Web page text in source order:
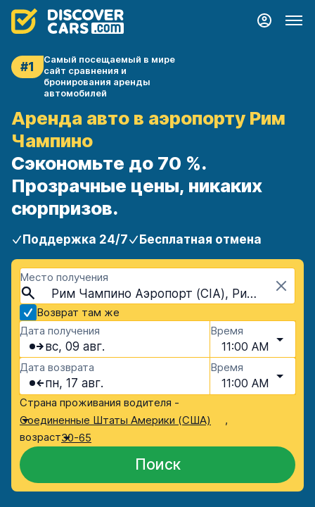
#1
Самый посещаемый в мире
сайт сравнения и
бронирования аренды
автомобилей
Аренда авто в аэропорту Рим
Чампино
Сэкономьте до 70 %.
Прозрачные цены, никаких
сюрпризов.
Поддержка 24/7 Бесплатная отмена
Место получения
Рим Чампино Аэропорт (CIA), Рим, Италия
Возврат там же
Дата получения
вс, 09 авг.
Время
11:00 AM
Дата возврата
пн, 17 авг.
Время
11:00 AM
Страна проживания водителя -
Соединенные Штаты Америки (США)
,
возраст30-65
Поиск